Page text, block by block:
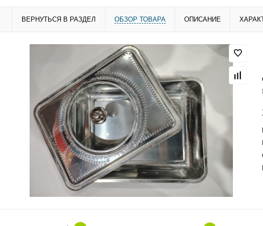
ВЕРНУТЬСЯ В РАЗДЕЛ ОБЗОР ТОВАРА ОПИСАНИЕ